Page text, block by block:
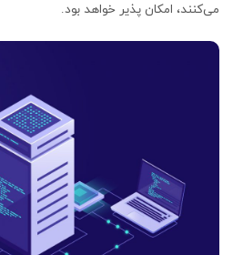
می‌کنند، امکان پذیر خواهد بود.